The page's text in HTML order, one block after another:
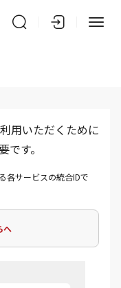
用いただくために
す。
各サービスの統合IDで
へ